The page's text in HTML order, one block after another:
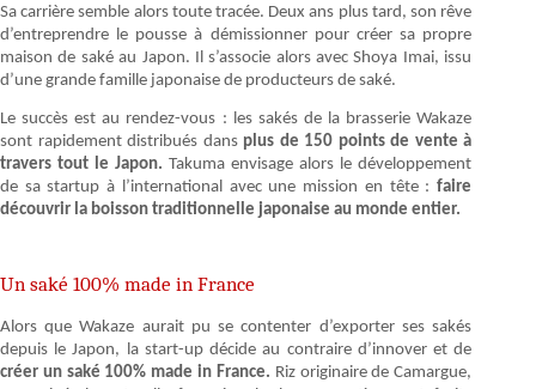
Sa carrière semble alors toute tracée. Deux ans plus tard, son rêve
d’entreprendre le pousse à démissionner pour créer sa propre
maison de saké au Japon. Il s’associe alors avec Shoya Imai, issu
d’une grande famille japonaise de producteurs de saké.
Le succès est au rendez-vous : les sakés de la brasserie Wakaze
sont rapidement distribués dans plus de 150 points de vente à
travers tout le Japon.Takuma envisage alors le développement
de sa startup à l’international avec une mission en tête :faire
découvrir la boisson traditionnelle japonaise au monde entier.
Un saké 100% made in France
Alors que Wakaze aurait pu se contenter d’exporter ses sakés
depuis le Japon, la start-up décide au contraire d’innover et de
créer un saké 100% made in France. Riz originaire de Camargue,